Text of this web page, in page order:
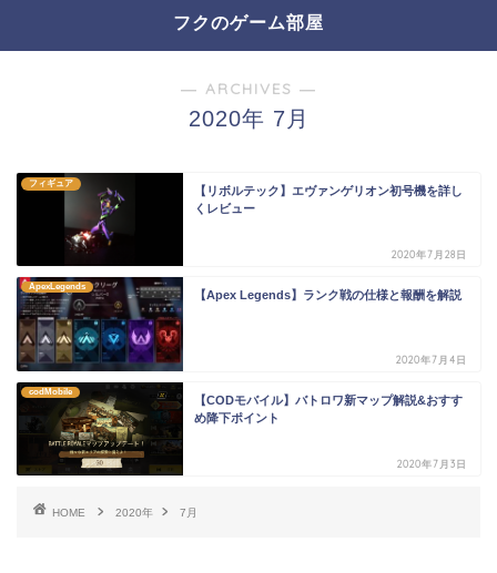
フクのゲーム部屋
― ARCHIVES ―
2020年 7月
フィギュア
【リボルテック】エヴァンゲリオン初号機を詳し
くレビュー
2020年7月28日
ApexLegends
【Apex Legends】ランク戦の仕様と報酬を解説
2020年7月4日
codMobile
【CODモバイル】バトロワ新マップ解説&おすす
め降下ポイント
2020年7月3日
HOME 2020年 7月